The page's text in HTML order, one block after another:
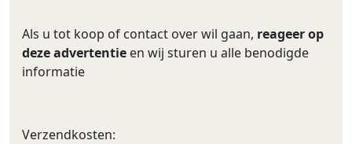
Als u tot koop of contact over wil gaan, reageer op
deze advertentie en wij sturen u alle benodigde
informatie
Verzendkosten: